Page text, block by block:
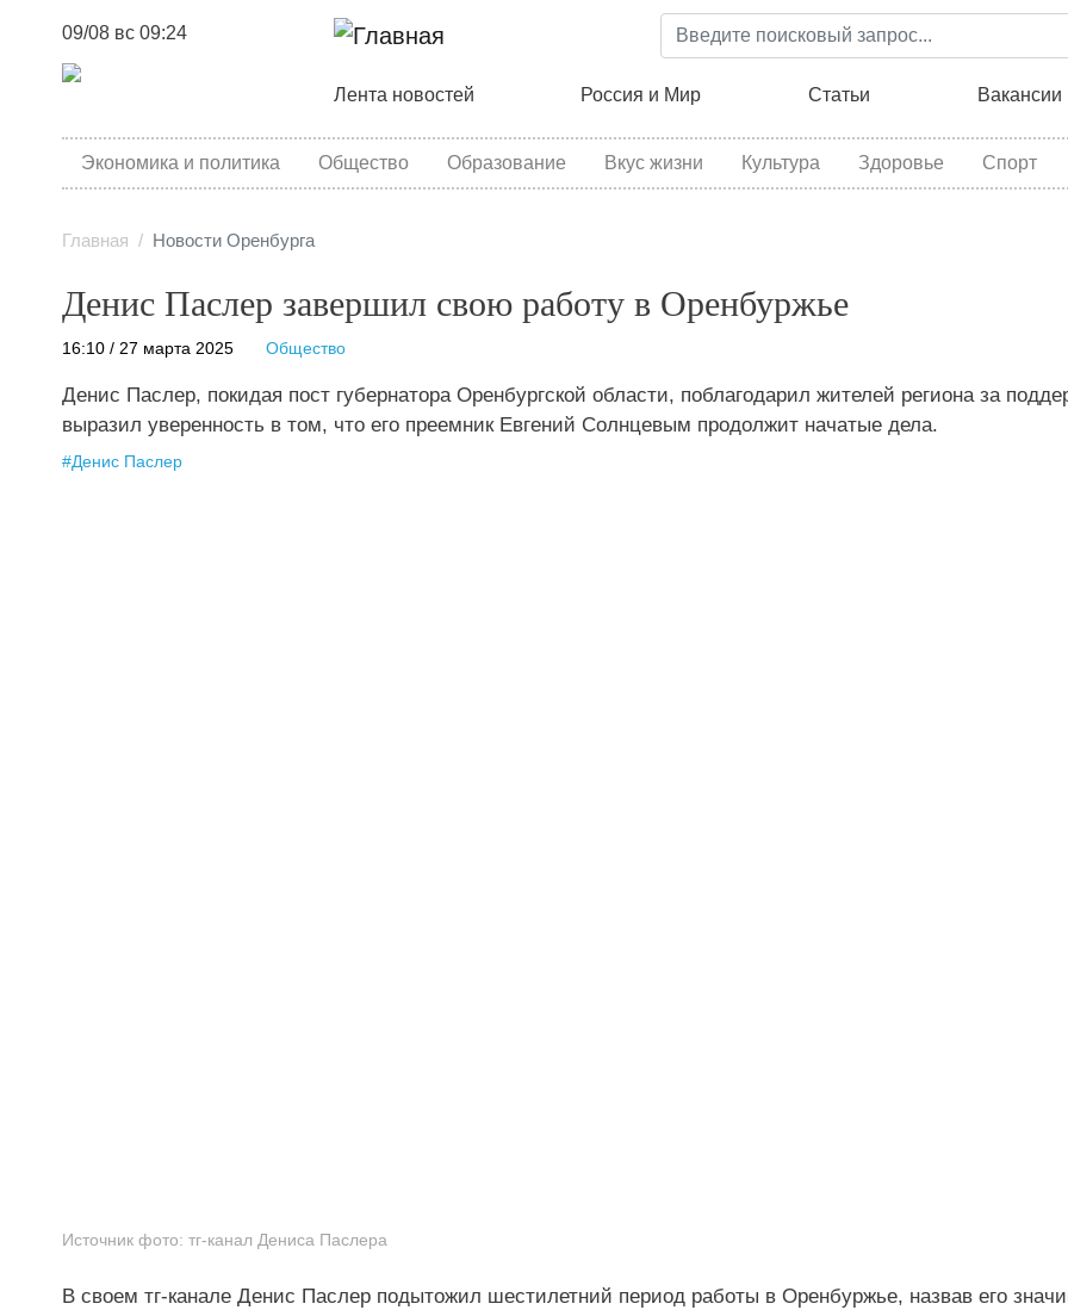
Перейти
к
содержанию
09/08 вс 09:24
Основная навигация
Лента новостей Россия и Мир Статьи Вакансии
category menu
Экономика и политика Общество Образование Вкус жизни Культура Здоровье Спорт
Главная Новости Оренбурга
Денис Паслер завершил свою работу в Оренбуржье
16:10 / 27 марта 2025 Общество
Денис Паслер, покидая пост губернатора Оренбургской области, поблагодарил жителей региона за
выразил уверенность в том, что его преемник Евгений Солнцевым продолжит начатые дела.
#Денис Паслер
Источник фото: тг-канал Дениса Паслера
В своем тг-канале Денис Паслер подытожил шестилетний период работы в Оренбуржье, назвав его